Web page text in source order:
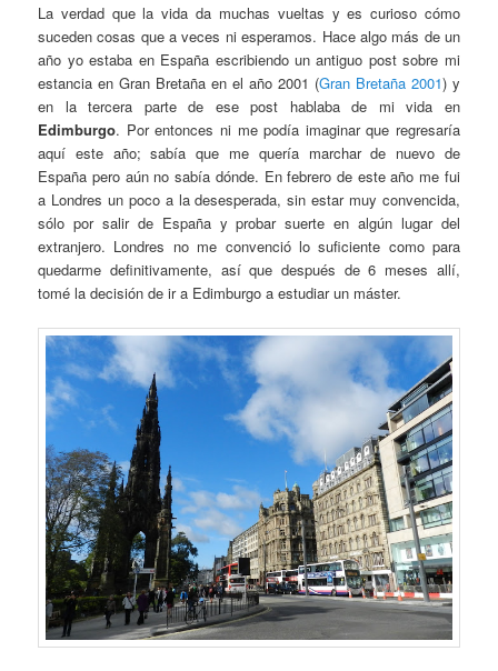
La verdad que la vida da muchas vueltas y es curioso cómo
suceden cosas que a veces ni esperamos. Hace algo más de un
año yo estaba en España escribiendo un antiguo post sobre mi
estancia en Gran Bretaña en el año 2001 (Gran Bretaña 2001) y
en la tercera parte de ese post hablaba de mi vida en
Edimburgo. Por entonces ni me podía imaginar que regresaría
aquí este año; sabía que me quería marchar de nuevo de
España pero aún no sabía dónde. En febrero de este año me fui
a Londres un poco a la desesperada, sin estar muy convencida,
sólo por salir de España y probar suerte en algún lugar del
extranjero. Londres no me convenció lo suficiente como para
quedarme definitivamente, así que después de 6 meses allí,
tomé la decisión de ir a Edimburgo a estudiar un máster.